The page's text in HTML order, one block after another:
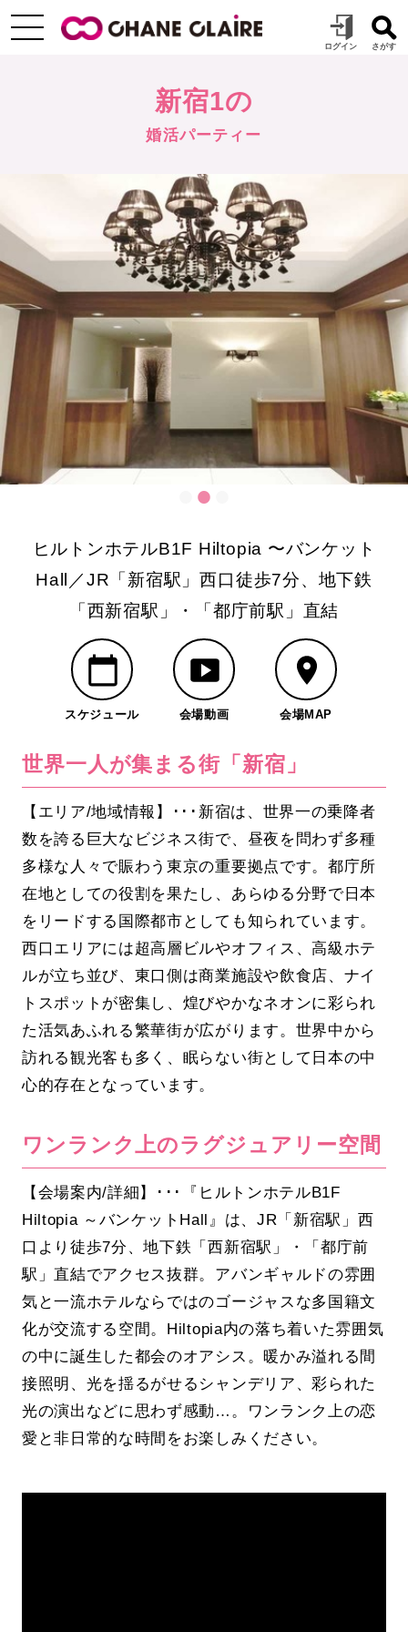
新宿1の
婚活パーティー
ヒルトンホテルB1F Hiltopia 〜バンケット
Hall／JR「新宿駅」西口徒歩7分、地下鉄
「西新宿駅」・「都庁前駅」直結
スケジュール 会場動画 会場MAP
世界一人が集まる街「新宿」
【エリア/地域情報】･･･新宿は、世界一の乗降者
数を誇る巨大なビジネス街で、昼夜を問わず多種
多様な人々で賑わう東京の重要拠点です。都庁所
在地としての役割を果たし、あらゆる分野で日本
をリードする国際都市としても知られています。
西口エリアには超高層ビルやオフィス、高級ホテ
ルが立ち並び、東口側は商業施設や飲食店、ナイ
トスポットが密集し、煌びやかなネオンに彩られ
た活気あふれる繁華街が広がります。世界中から
訪れる観光客も多く、眠らない街として日本の中
心的存在となっています。
ワンランク上のラグジュアリー空間
【会場案内/詳細】･･･『ヒルトンホテルB1F
Hiltopia ～バンケットHall』は、JR「新宿駅」西
口より徒歩7分、地下鉄「西新宿駅」・「都庁前
駅」直結でアクセス抜群。アバンギャルドの雰囲
気と一流ホテルならではのゴージャスな多国籍文
化が交流する空間。Hiltopia内の落ち着いた雰囲気
の中に誕生した都会のオアシス。暖かみ溢れる間
接照明、光を揺るがせるシャンデリア、彩られた
光の演出などに思わず感動…。ワンランク上の恋
愛と非日常的な時間をお楽しみください。